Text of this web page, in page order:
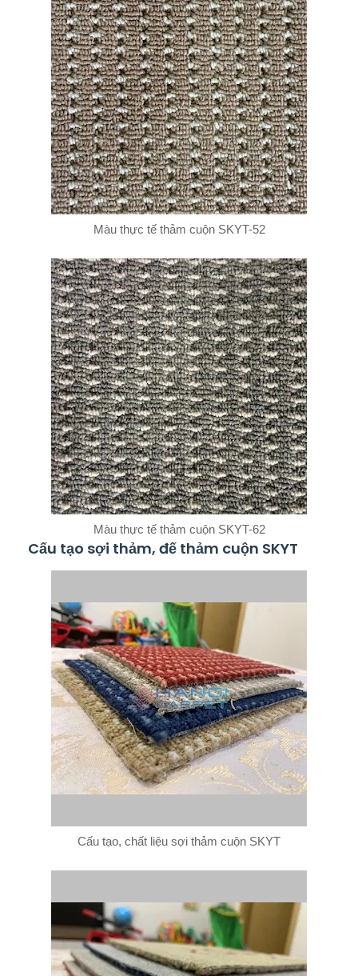
Màu thực tế thảm cuộn SKYT-52
Màu thực tế thảm cuộn SKYT-62
Cấu tạo sợi thảm, đế thảm cuộn SKYT
Cấu tạo, chất liệu sợi thảm cuộn SKYT